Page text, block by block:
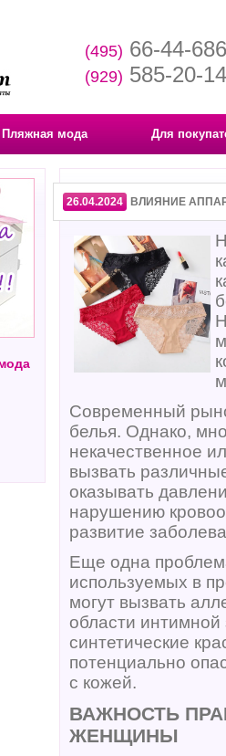
(495) 66-44-686
(929) 585-20-14
Пляжная мода Для
26.04.2024 ВЛИЯНИЕ
Современный
белья. Однако,
некачественное
вызвать
оказывать
нарушению
развитие
Еще одна
используемых в
могут вызвать
области
синтетические
потенциально
с кожей.
ВАЖНОСТЬ
ЖЕНЩИНЫ